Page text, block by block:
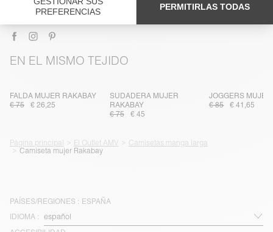
ENTREGA Y DEVOLUCIONES
EN EL MISMO TEJIDO
FALDA MUJER RAKABAY
€ 75
€ 26,25
SUDADERA MUJER
RAKABAY
€ 75
€ 45
JOGGERS
€ 85
€ 41,65
Página principal El Outlet AMV
Camisetas manga larga
Camiseta mujer Rakabay
PAÍSES/REGIONES : ESPAÑA
IDIOMA :